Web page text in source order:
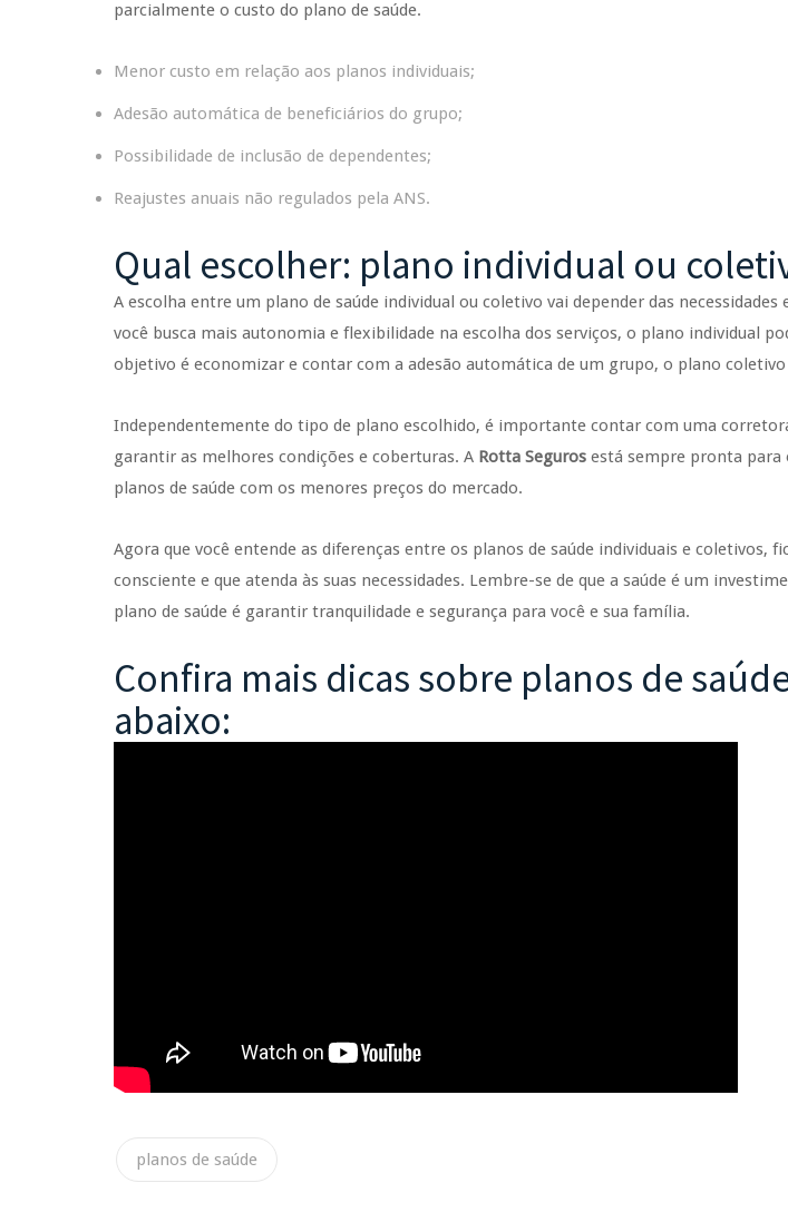
parcialmente o custo do plano de saúde.
Menor custo em relação aos planos individuais;
Adesão automática de beneficiários do grupo;
Possibilidade de inclusão de dependentes;
Reajustes anuais não regulados pela ANS.
Qual escolher: plano individual ou
A escolha entre um plano de saúde individual ou coletivo vai depender das necessidades
você busca mais autonomia e flexibilidade na escolha dos serviços, o plano individual
objetivo é economizar e contar com a adesão automática de um grupo, o plano
Independentemente do tipo de plano escolhido, é importante contar com uma
garantir as melhores condições e coberturas. A Rotta Seguros está sempre pronta para
planos de saúde com os menores preços do mercado.
Agora que você entende as diferenças entre os planos de saúde individuais e coletivos,
consciente e que atenda às suas necessidades. Lembre-se de que a saúde é um
plano de saúde é garantir tranquilidade e segurança para você e sua família.
Confira mais dicas sobre planos de
abaixo:
planos de saúde